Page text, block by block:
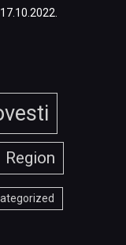
Region